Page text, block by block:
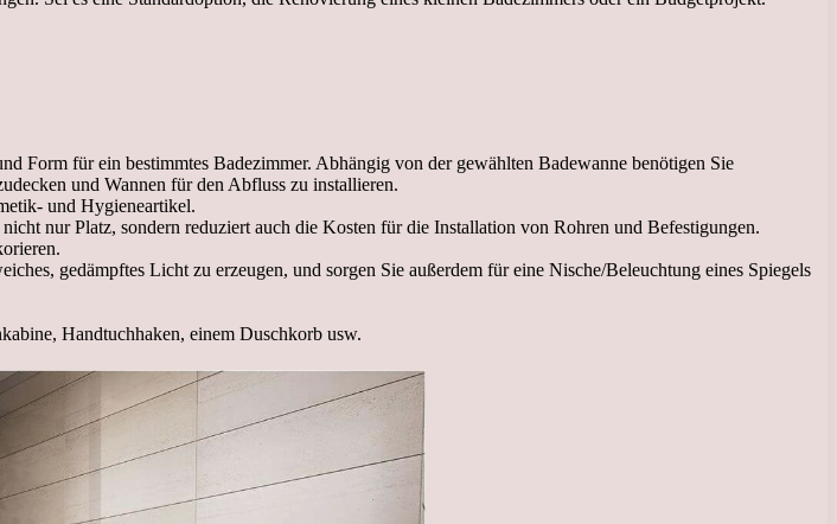
Form für ein bestimmtes Badezimmer. Abhängig von der gewählten Badewanne benötigen Sie
und Wannen für den Abfluss zu installieren.
und Hygieneartikel.
nur Platz, sondern reduziert auch die Kosten für die Installation von Rohren und Befestigungen.
gedämpftes Licht zu erzeugen, und sorgen Sie außerdem für eine Nische/Beleuchtung eines Spiegels
Handtuchhaken, einem Duschkorb usw.